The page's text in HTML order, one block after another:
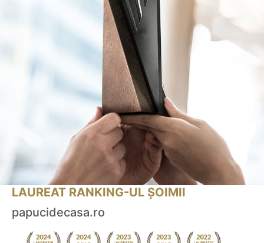
LAUREAT RANKING-UL ȘOIMII
papucidecasa.ro